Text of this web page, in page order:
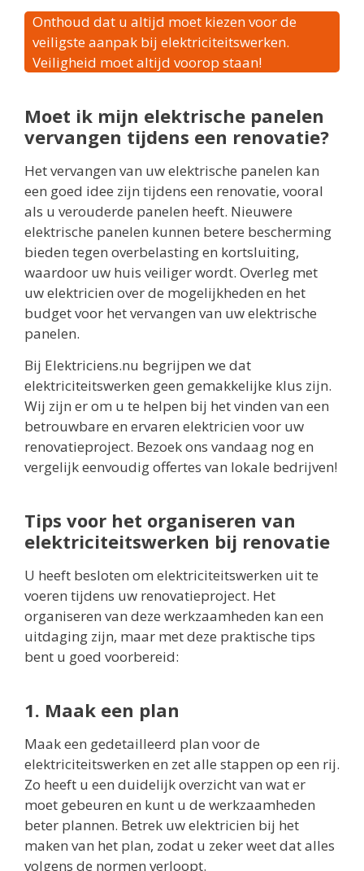
Onthoud dat u altijd moet kiezen voor de
veiligste aanpak bij elektriciteitswerken.
Veiligheid moet altijd voorop staan!
Moet ik mijn elektrische panelen
vervangen tijdens een renovatie?
Het vervangen van uw elektrische panelen kan
een goed idee zijn tijdens een renovatie, vooral
als u verouderde panelen heeft. Nieuwere
elektrische panelen kunnen betere bescherming
bieden tegen overbelasting en kortsluiting,
waardoor uw huis veiliger wordt. Overleg met
uw elektricien over de mogelijkheden en het
budget voor het vervangen van uw elektrische
panelen.
Bij Elektriciens.nu begrijpen we dat
elektriciteitswerken geen gemakkelijke klus zijn.
Wij zijn er om u te helpen bij het vinden van een
betrouwbare en ervaren elektricien voor uw
renovatieproject. Bezoek ons vandaag nog en
vergelijk eenvoudig offertes van lokale bedrijven!
Tips voor het organiseren van
elektriciteitswerken bij renovatie
U heeft besloten om elektriciteitswerken uit te
voeren tijdens uw renovatieproject. Het
organiseren van deze werkzaamheden kan een
uitdaging zijn, maar met deze praktische tips
bent u goed voorbereid:
1. Maak een plan
Maak een gedetailleerd plan voor de
elektriciteitswerken en zet alle stappen op een rij.
Zo heeft u een duidelijk overzicht van wat er
moet gebeuren en kunt u de werkzaamheden
beter plannen. Betrek uw elektricien bij het
maken van het plan, zodat u zeker weet dat alles
volgens de normen verloopt.